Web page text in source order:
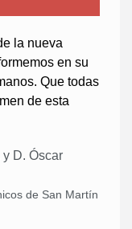
la nueva
en su
Que todas
de esta
y D. Óscar
de San Martín